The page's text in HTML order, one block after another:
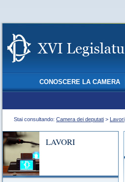
CONOSCERE LA CAMERA
Stai consultando: Camera dei deputati > Lavori
LAVORI